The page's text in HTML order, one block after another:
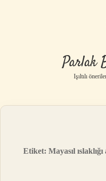
Parlak
Işıltılı
Etiket:Mayasıl